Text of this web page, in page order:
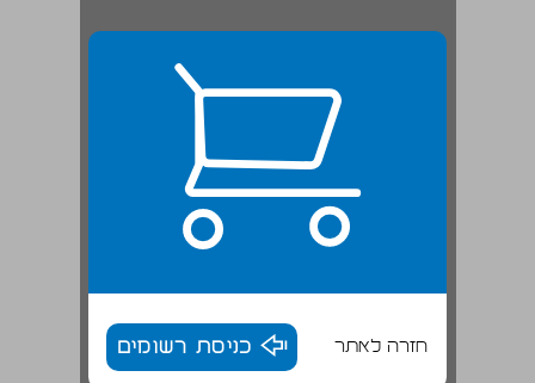
חזרה לאתר כניסת רשומים